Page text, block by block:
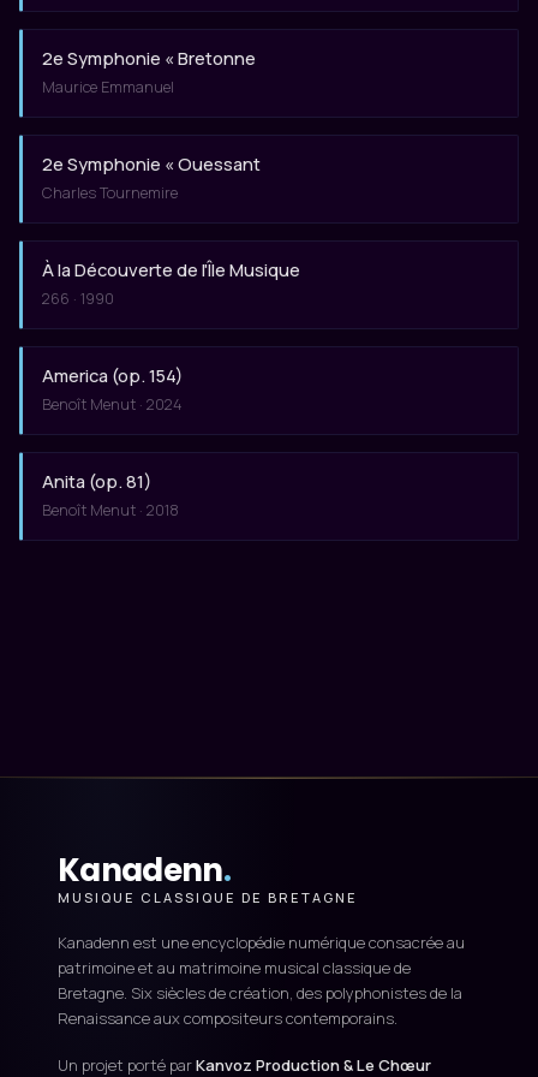
2e Symphonie « Bretonne
Maurice Emmanuel
2e Symphonie « Ouessant
Charles Tournemire
À la Découverte de l'Île Musique
266 · 1990
America (op. 154)
Benoît Menut · 2024
Anita (op. 81)
Benoît Menut · 2018
Kanadenn.
MUSIQUE CLASSIQUE DE BRETAGNE
Kanadenn est une encyclopédie numérique consacrée au
patrimoine et au matrimoine musical classique de
Bretagne. Six siècles de création, des polyphonistes de la
Renaissance aux compositeurs contemporains.
Un projet porté parKanvoz Production & Le Chœur